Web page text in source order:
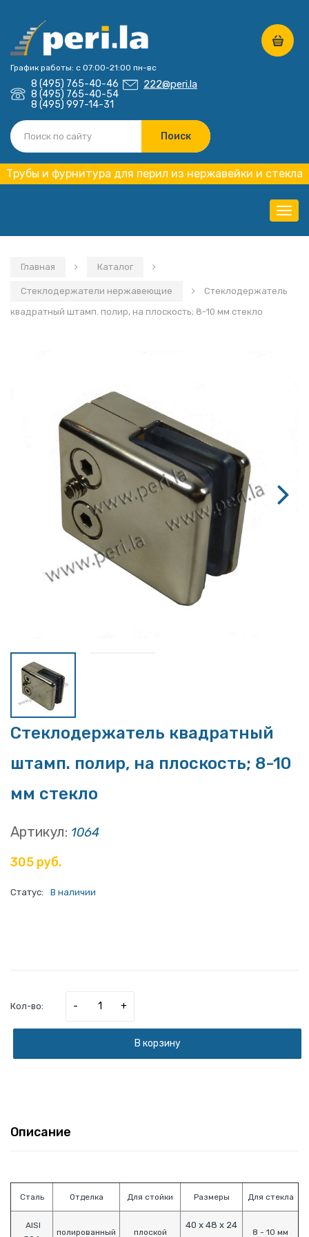
График работы: с 07:00-21:00 пн-вс
8 (495) 765-40-46
8 (495) 765-40-54
8 (495) 997-14-31
222@peri.la
Трубы и фурнитура для перил из нержавейки и стекла
Главная Каталог
Стеклодержатели нержавеющие
Стеклодержатель
квадратный штамп. полир, на плоскость; 8-10 мм стекло
Стеклодержатель квадратный
штамп. полир, на плоскость; 8-10
мм стекло
Артикул: 1064
305 руб.
Статус: В наличии
Кол-во: - +
В корзину
Описание
Сталь Отделка Для стойки Размеры Для стекла
AISI
полированный плоской
40 х 48 х 24
8 - 10 мм